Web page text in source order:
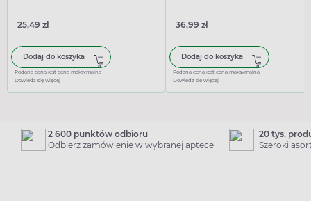
25,49 zł
Dodaj do koszyka
Podana cena jest ceną maksymalną
Dowiedz się więcej
36,99 zł
Dodaj do koszyka
Podana cena jest ceną maksymalną
Dowiedz się więcej
2 600 punktów odbioru
Odbierz zamówienie w wybranej aptece
20 tys.
Szeroki